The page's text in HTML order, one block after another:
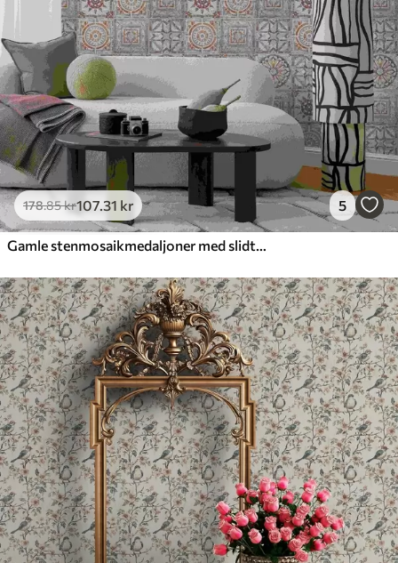
178.85kr107.31 kr 5
Gamle stenmosaikmedaljoner med slidte detaljer